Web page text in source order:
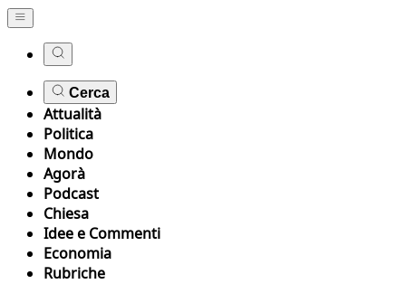
Cerca
Attualità
Politica
Mondo
Agorà
Podcast
Chiesa
Idee e Commenti
Economia
Rubriche